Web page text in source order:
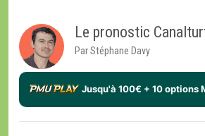
Le pronostic
Par Stéphane Davy
Jusqu'à 100€ + 10 options